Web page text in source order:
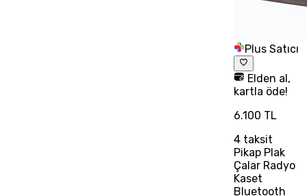
Plus Satıcı
Elden al,
kartla öde!
6.100 TL
4taksit
Pikap Plak
Çalar Radyo
Kaset
Bluetooth